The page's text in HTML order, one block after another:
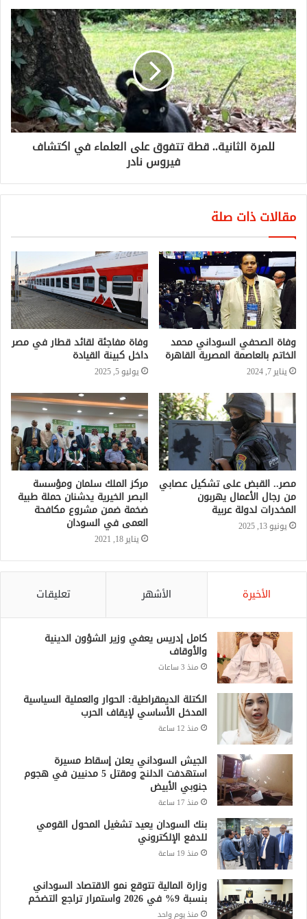
للمرة الثانية.. قطة تتفوق على العلماء في اكتشاف
فيروس نادر
مقالات ذات صلة
وفاة الصحفي السوداني محمد
الخاتم بالعاصمة المصرية القاهرة
يناير 7, 2024
وفاة مفاجئة لقائد قطار في مصر
داخل كبينة القيادة
يوليو 5, 2025
مصر.. القبض على تشكيل عصابي
من رجال الأعمال يهربون
المخدرات لدولة عربية
يونيو 13, 2025
مركز الملك سلمان ومؤسسة
البصر الخيرية يدشنان حملة طبية
ضخمة ضمن مشروع مكافحة
العمى في السودان
يناير 18, 2021
الأخيرة الأشهر تعليقات
كامل إدريس يعفي وزير الشؤون الدينية
والأوقاف
منذ 3 ساعات
الكتلة الديمقراطية: الحوار والعملية السياسية
المدخل الأساسي لإيقاف الحرب
منذ 12 ساعة
الجيش السوداني يعلن إسقاط مسيرة
استهدفت الدلنج ومقتل 5 مدنيين في هجوم
جنوبي الأبيض
منذ 17 ساعة
بنك السودان يعيد تشغيل المحول القومي
للدفع الإلكتروني
منذ 19 ساعة
وزارة المالية تتوقع نمو الاقتصاد السوداني
بنسبة 9% في 2026 واستمرار تراجع التضخم
منذ يوم واحد